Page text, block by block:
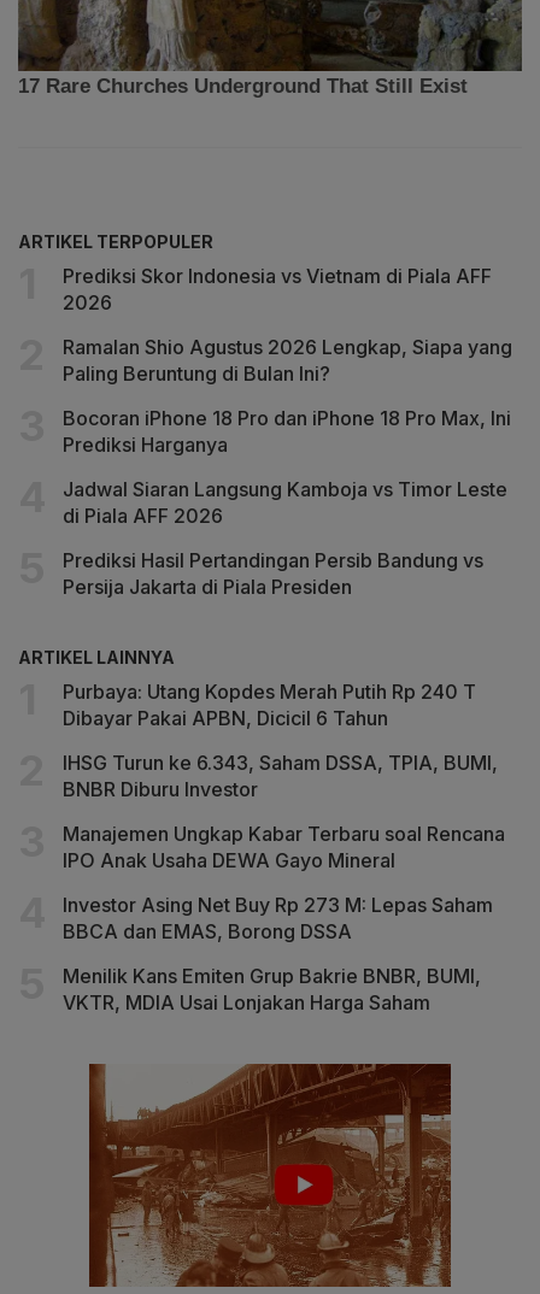
ARTIKEL TERPOPULER
Prediksi Skor Indonesia vs Vietnam di Piala AFF
2026
Ramalan Shio Agustus 2026 Lengkap, Siapa yang
Paling Beruntung di Bulan Ini?
Bocoran iPhone 18 Pro dan iPhone 18 Pro Max, Ini
Prediksi Harganya
Jadwal Siaran Langsung Kamboja vs Timor Leste
di Piala AFF 2026
Prediksi Hasil Pertandingan Persib Bandung vs
Persija Jakarta di Piala Presiden
ARTIKEL LAINNYA
Purbaya: Utang Kopdes Merah Putih Rp 240 T
Dibayar Pakai APBN, Dicicil 6 Tahun
IHSG Turun ke 6.343, Saham DSSA, TPIA, BUMI,
BNBR Diburu Investor
Manajemen Ungkap Kabar Terbaru soal Rencana
IPO Anak Usaha DEWA Gayo Mineral
Investor Asing Net Buy Rp 273 M: Lepas Saham
BBCA dan EMAS, Borong DSSA
Menilik Kans Emiten Grup Bakrie BNBR, BUMI,
VKTR, MDIA Usai Lonjakan Harga Saham